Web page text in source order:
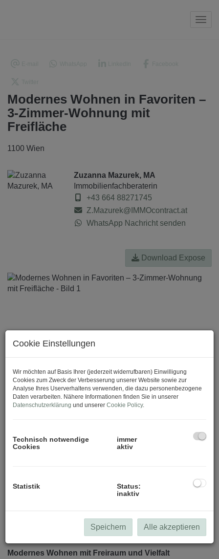
Modernes Wohnen in Favoriten –
3-Zimmer-Wohnung mit
Freifläche
1100 Wien
Zuzanna Mazurek, MA
Immobilienfachberaterin
+43 664 88271745
Z.Mazurek@IMMOcontract.at
WhatsApp Nachricht senden
Download Expose
Beschreibung
Modernes Wohnen mit Freiraum und Vielfalt
Cookie Einstellungen
Wir möchten auf Basis Ihrer (jederzeit widerrufbaren) Einwilligung
Cookies zum Zweck der Verbesserung unserer Website sowie zur
Analyse Ihres Userverhaltens verwenden, die dazu personenbezogene
Daten verarbeiten. Nähere Informationen finden Sie in unserer
Datenschutzerklärung und unserer Cookie Policy.
Technisch notwendige
Cookies
immer
aktiv
Statistik
Status:
inaktiv
Speichern Alle akzeptieren